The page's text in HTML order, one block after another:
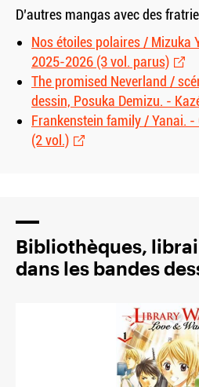
D’autres mangas avec des
Nos étoiles polaires / Mizuka
2025-2026 (3 vol. parus)
The promised Neverland /
dessin, Posuka Demizu. -
Frankenstein family / Yanai.
(2 vol.)
Bibliothèques,
dans les bandes